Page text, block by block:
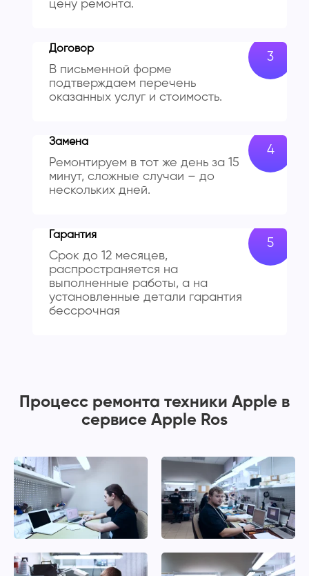
цену ремонта.
Договор
В письменной форме
подтверждаем перечень
оказанных услуг и стоимость.
Замена
Ремонтируем в тот же день за 15
минут, сложные случаи – до
нескольких дней.
Гарантия
Срок до 12 месяцев,
распространяется на
выполненные работы, а на
установленные детали гарантия
бессрочная
Процесс ремонта техники Apple в
сервисе Apple Ros